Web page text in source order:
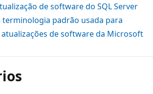
de software do SQL Server
terminologia padrão usada para
atualizações de software da Microsoft